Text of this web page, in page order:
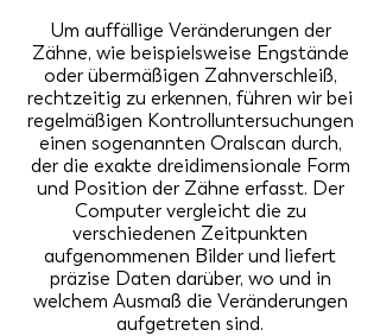
Um auffällige Veränderungen der
Zähne, wie beispielsweise Engstände
oder übermäßigen Zahnverschleiß,
rechtzeitig zu erkennen, führen wir bei
regelmäßigen Kontrolluntersuchungen
einen sogenannten Oralscan durch,
der die exakte dreidimensionale Form
und Position der Zähne erfasst. Der
Computer vergleicht die zu
verschiedenen Zeitpunkten
aufgenommenen Bilder und liefert
präzise Daten darüber, wo und in
welchem Ausmaß die Veränderungen
aufgetreten sind.